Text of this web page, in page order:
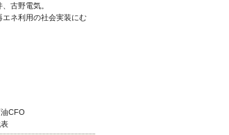
古野電気。
ネ利用の社会実装にむ
CFO